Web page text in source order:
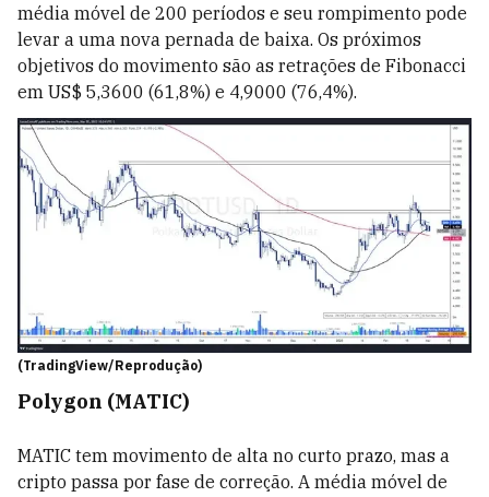
média móvel de 200 períodos e seu rompimento pode
levar a uma nova pernada de baixa. Os próximos
objetivos do movimento são as retrações de Fibonacci
em US$ 5,3600 (61,8%) e 4,9000 (76,4%).
(TradingView/Reprodução)
Polygon (MATIC)
MATIC tem movimento de alta no curto prazo, mas a
cripto passa por fase de correção. A média móvel de